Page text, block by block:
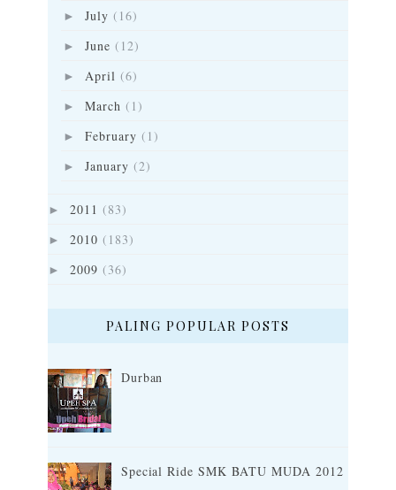
► July (16)
► June (12)
► April (6)
► March (1)
► February (1)
► January (2)
► 2011 (83)
► 2010 (183)
► 2009 (36)
PALING POPULAR POSTS
Durban
Special Ride SMK BATU MUDA 2012